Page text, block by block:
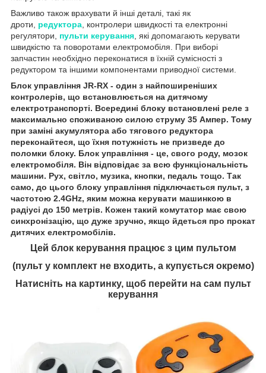
Важливо також врахувати й інші деталі, такі як
дроти, редуктора, контролери швидкості та електронні
регулятори, пульти керування, які допомагають керувати
швидкістю та поворотами електромобіля. При виборі
запчастин необхідно переконатися в їхній сумісності з
редуктором та іншими компонентами приводної системи.
Блок управління JR-RX - один з найпоширеніших
контролерів, що встановлюється на дитячому
електротранспорті. Всередині блоку встановлені реле з
максимально споживаною силою струму 35 Ампер. Тому
при заміні акумулятора або тягового редуктора
переконайтеся, що їхня потужність не призведе до
поломки блоку. Блок управління - це, свого роду, мозок
електромобіля. Він відповідає за всю функціональність
машини. Рух, світло, музика, кнопки, педаль тощо. Так
само, до цього блоку управління підключається пульт, з
частотою 2.4GHz, яким можна керувати машинкою в
радіусі до 150 метрів. Кожен такий комутатор має свою
синхронізацію, що дуже зручно, якщо йдеться про прокат
дитячих електромобілів.
Цей блок керування працює з цим пультом
(пульт у комплект не входить, а купується окремо)
Натисніть на картинку, щоб перейти на сам пульт
керування